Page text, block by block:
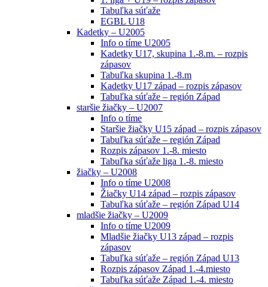
Tabuľka súťaže
EGBL U18
Kadetky – U2005
Info o tíme U2005
Kadetky U17, skupina 1.-8.m. – rozpis
zápasov
Tabuľka skupina 1.-8.m
Kadetky U17 západ – rozpis zápasov
Tabuľka súťaže – región Západ
staršie žiačky – U2007
Info o tíme
Staršie žiačky U15 západ – rozpis zápasov
Tabuľka súťaže – región Západ
Rozpis zápasov 1.-8. miesto
Tabuľka súťaže liga 1.-8. miesto
žiačky – U2008
Info o tíme U2008
Žiačky U14 západ – rozpis zápasov
Tabuľka súťaže – región Západ U14
mladšie žiačky – U2009
Info o tíme U2009
Mladšie žiačky U13 západ – rozpis
zápasov
Tabuľka súťaže – región Západ U13
Rozpis zápasov Západ 1.-4.miesto
Tabuľka súťaže Západ 1.-4. miesto